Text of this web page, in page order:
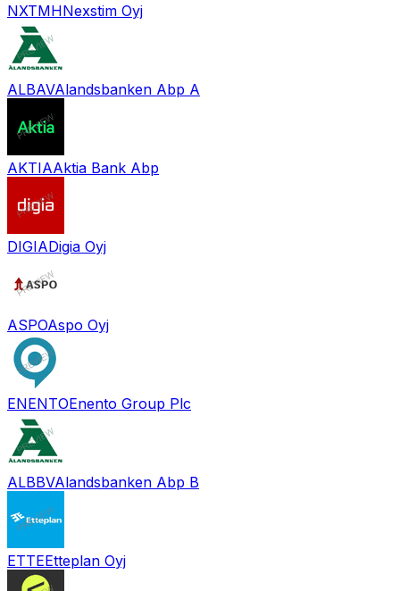
NXTMHNexstim Oyj
ALBAVAlandsbanken Abp A
AKTIAAktia Bank Abp
DIGIADigia Oyj
ASPOAspo Oyj
ENENTOEnento Group Plc
ALBBVAlandsbanken Abp B
ETTEEtteplan Oyj